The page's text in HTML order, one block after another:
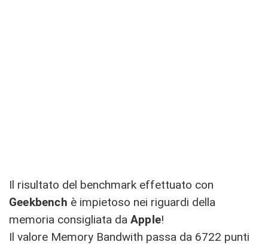
Il risultato del benchmark effettuato con
Geekbench è impietoso nei riguardi della
memoria consigliata da Apple!
Il valore Memory Bandwith passa da 6722 punti